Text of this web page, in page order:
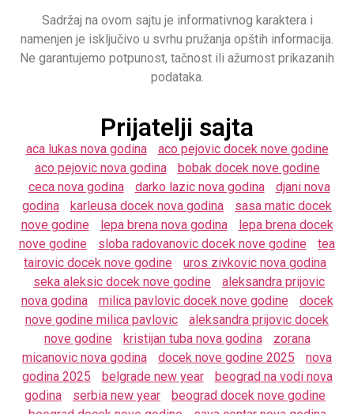
Sadržaj na ovom sajtu je informativnog karaktera i
namenjen je isključivo u svrhu pružanja opštih informacija.
Ne garantujemo potpunost, tačnost ili ažurnost prikazanih
podataka.
Prijatelji sajta
aca lukas nova godina
aco pejovic docek nove godine
aco pejovic nova godina
bobak docek nove godine
ceca nova godina
darko lazic nova godina
djani nova
godina
karleusa docek nova godina
sasa matic docek
nove godine
lepa brena nova godina
lepa brena docek
nove godine
sloba radovanovic docek nove godine
tea
tairovic docek nove godine
uros zivkovic nova godina
seka aleksic docek nove godine
aleksandra prijovic
nova godina
milica pavlovic docek nove godine
docek
nove godine milica pavlovic
aleksandra prijovic docek
nove godine
kristijan tuba nova godina
zorana
micanovic nova godina
docek nove godine 2025
nova
godina 2025
belgrade new year
beograd na vodi nova
godina
serbia new year
beograd docek nove godine